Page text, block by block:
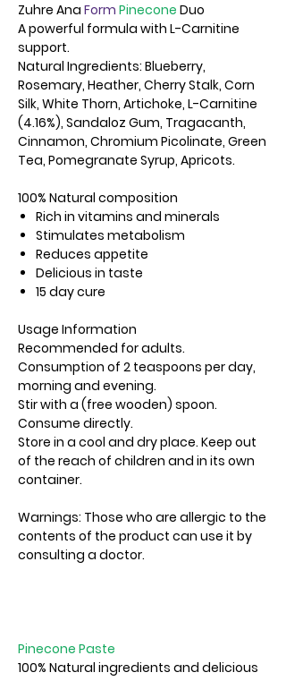
Zuhre Ana Form Pinecone Duo
A powerful formula with L-Carnitine
support.
Natural Ingredients: Blueberry,
Rosemary, Heather, Cherry Stalk, Corn
Silk, White Thorn, Artichoke, L-Carnitine
(4.16%), Sandaloz Gum, Tragacanth,
Cinnamon, Chromium Picolinate, Green
Tea, Pomegranate Syrup, Apricots.
100% Natural composition
Rich in vitamins and minerals
Stimulates metabolism
Reduces appetite
Delicious in taste
15 day cure
Usage Information
Recommended for adults.
Consumption of 2 teaspoons per day,
morning and evening.
Stir with a (free wooden) spoon.
Consume directly.
Store in a cool and dry place. Keep out
of the reach of children and in its own
container.
Warnings: Those who are allergic to the
contents of the product can use it by
consulting a doctor.
Pinecone Paste
100% Natural ingredients and delicious